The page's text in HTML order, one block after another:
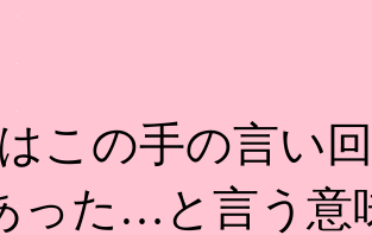
この手の言い
った…と言う意